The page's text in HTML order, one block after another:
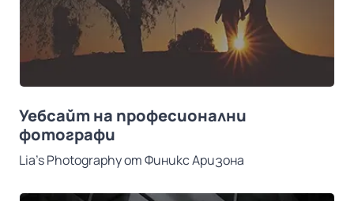
Уебсайт на професионални
фотографи
Lia’s Photography от Финикс Аризона